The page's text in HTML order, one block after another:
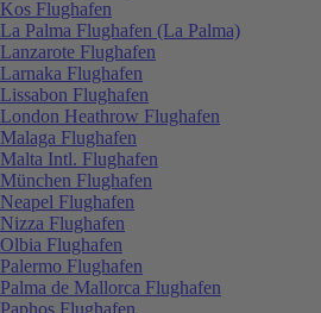
Kos Flughafen
La Palma Flughafen (La Palma)
Lanzarote Flughafen
Larnaka Flughafen
Lissabon Flughafen
London Heathrow Flughafen
Malaga Flughafen
Malta Intl. Flughafen
München Flughafen
Neapel Flughafen
Nizza Flughafen
Olbia Flughafen
Palermo Flughafen
Palma de Mallorca Flughafen
Paphos Flughafen